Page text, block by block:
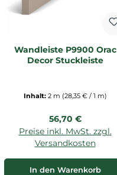
Wandleiste P9900 Orac
Decor Stuckleiste
Inhalt: 2 m (28,35 € / 1 m)
Regulärer Preis:
56,70 €
Preise inkl. MwSt. zzgl.
Versandkosten
In den Warenkorb